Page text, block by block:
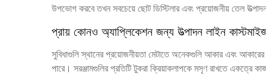
উপভোগ করবে তখন সবচেয়ে ছোট ডিস্টিলার এবং প্রয়োজনীয় তেল
প্রায় কোনও অ্যাপ্লিকেশন জন্য উত্পাদন লাইন
সুবিধাগুলি স্থানের প্রয়োজনীয়তা মেটাতে অনেকগুলি আকার এবং আকারের
পারে। সরঞ্জামগুলির প্রতিটি টুকরা ক্রিয়াকলাপকে মসৃণ রাখতে